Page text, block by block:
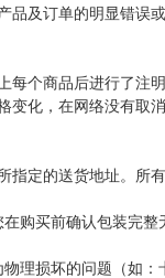
品及订单的明显错误
每个商品后进行了注
变化，在网络没有取
指定的送货地址。所
购买前确认包装完整
理损坏的问题（如